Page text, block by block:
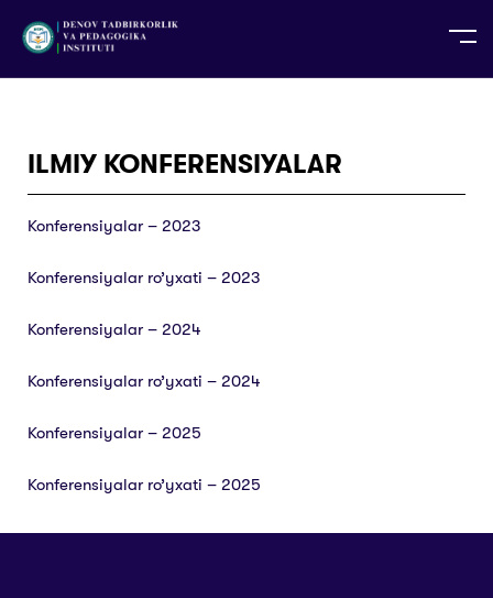
TG TR
ILMIY KONFERENSIYALAR
Konferensiyalar – 2023
Konferensiyalar ro’yxati – 2023
Konferensiyalar – 2024
Konferensiyalar ro’yxati – 2024
Konferensiyalar – 2025
Konferensiyalar ro’yxati – 2025